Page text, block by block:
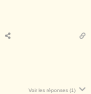
Voir les réponses (1)